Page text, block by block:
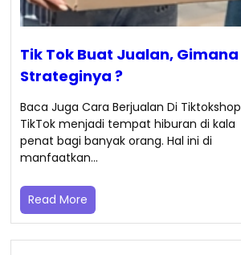
Tik Tok Buat Jualan, Gimana
Strateginya ?
Baca Juga Cara Berjualan Di Tiktokshop
TikTok menjadi tempat hiburan di kala
penat bagi banyak orang. Hal ini di
manfaatkan…
Read More